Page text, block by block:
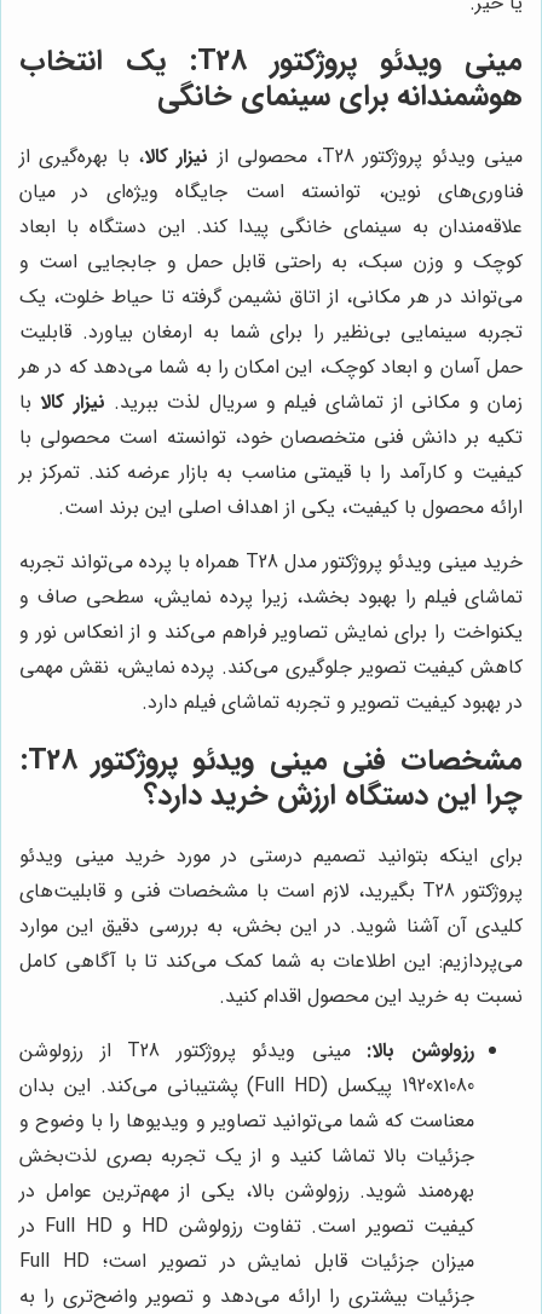
مینی ویدئو پروژکتور T28: یک انتخاب
هوشمندانه برای سینمای خانگی
مینی ویدئو پروژکتور T28، محصولی از نیزار کالا، با بهره‌گیری از
فناوری‌های نوین، توانسته است جایگاه ویژه‌ای در میان
علاقه‌مندان به سینمای خانگی پیدا کند. این دستگاه با ابعاد
کوچک و وزن سبک، به راحتی قابل حمل و جابجایی است و
می‌تواند در هر مکانی، از اتاق نشیمن گرفته تا حیاط خلوت، یک
تجربه سینمایی بی‌نظیر را برای شما به ارمغان بیاورد. قابلیت
حمل آسان و ابعاد کوچک، این امکان را به شما می‌دهد که در هر
زمان و مکانی از تماشای فیلم و سریال لذت ببرید. نیزار کالابا
تکیه بر دانش فنی متخصصان خود، توانسته است محصولی با
کیفیت و کارآمد را با قیمتی مناسب به بازار عرضه کند. تمرکز بر
ارائه محصول با کیفیت، یکی از اهداف اصلی این برند است.
خرید مینی ویدئو پروژکتور مدل T28
همراه با پرده می‌تواند تجربه
تماشای فیلم را بهبود بخشد، زیرا پرده نمایش، سطحی صاف و
یکنواخت را برای نمایش تصاویر فراهم می‌کند و از انعکاس نور و
کاهش کیفیت تصویر جلوگیری می‌کند. پرده نمایش، نقش مهمی
در بهبود کیفیت تصویر و تجربه تماشای فیلم دارد.
مشخصات فنی مینی ویدئو پروژکتور T28:
چرا این دستگاه ارزش خرید دارد؟
برای اینکه بتوانید تصمیم درستی در مورد خرید مینی ویدئو
پروژکتور T28 بگیرید، لازم است با مشخصات فنی و قابلیت‌های
کلیدی آن آشنا شوید. در این بخش، به بررسی دقیق این موارد
می‌پردازیم: این اطلاعات به شما کمک می‌کند تا با آگاهی کامل
نسبت به خرید این محصول اقدام کنید.
رزولوشن بالا:
مینی ویدئو پروژکتور T28 از رزولوشن
1920x1080 پیکسل (Full HD) پشتیبانی می‌کند. این بدان
معناست که شما می‌توانید تصاویر و ویدیوها را با وضوح و
جزئیات بالا تماشا کنید و از یک تجربه بصری لذت‌بخش
بهره‌مند شوید. رزولوشن بالا، یکی از مهم‌ترین عوامل در
کیفیت تصویر است. تفاوت رزولوشن HD و Full HD در
میزان جزئیات قابل نمایش در تصویر است؛ Full HD
جزئیات بیشتری را ارائه می‌دهد و تصویر واضح‌تری را به